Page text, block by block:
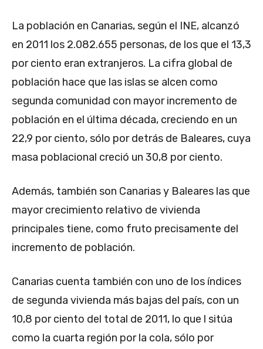
La población en Canarias, según el INE, alcanzó
en 2011 los 2.082.655 personas, de los que el 13,3
por ciento eran extranjeros. La cifra global de
población hace que las islas se alcen como
segunda comunidad con mayor incremento de
población en el última década, creciendo en un
22,9 por ciento, sólo por detrás de Baleares, cuya
masa poblacional creció un 30,8 por ciento.
Además, también son Canarias y Baleares las que
mayor crecimiento relativo de vivienda
principales tiene, como fruto precisamente del
incremento de población.
Canarias cuenta también con uno de los índices
de segunda vivienda más bajas del país, con un
10,8 por ciento del total de 2011, lo que l sitúa
como la cuarta región por la cola, sólo por